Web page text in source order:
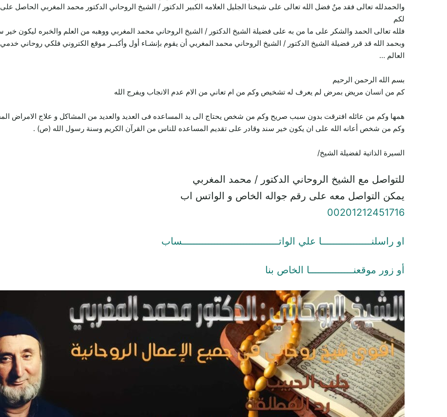
والحمدلله تعالى فقد منٌ فضل الله تعالى على شيخنا الجليل العلامه الكبير الدكتور / الشيخ الروحاني الدكتور محمد المغربي الحاصل
لكم
فلله تعالى الحمد والشكر على ما من به على فضيلة الشيخ الدكتور / الشيخ الروحاني محمد المغربي ووهبه من العلم والخبره ليكون خير
وبحمد الله قد قرر فضيلة الشيخ الدكتور / الشيخ الروحاني محمد المغربي أن يقوم بإنشـاء أول وأكبــر موقع الكتروني فلكي روحاني
العالم …
بسم الله الرحمن الرحيم
كم من انسان مريض بمرض لم يعرف له تشخيص وكم من ام تعاني من الام عدم الانجاب ويفرج الله
همها وكم من عائله افترقت بدون سبب صريح وكم من شخص يحتاج الى يد المساعده فى العديد والعديد من المشاكل و علاج الامراض
وكم من شخص أعانه الله على ان يكون خير سند وقادر على تقديم المساعده للناس من القرآن الكريم وسنة رسول الله (ص) .
السيرة الذاتية لفضيلة الشيخ/
للتواصل مع الشيخ الروحاني الدكتور / محمد المغربي
يمكن التواصل معه على رقم جواله الخاص و الواتس اب
00201212451716
او راسلنـــــــــــــــــا علي الواتـــــــــــــــــــــــــــــــــساب
أو زور موقعنـــــــــــــــا الخاص بنا